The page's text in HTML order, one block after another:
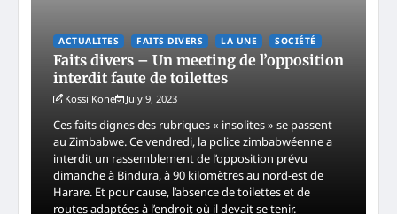
ACTUALITES FAITS DIVERS LA UNE SOCIÉTÉ
Faits divers – Un meeting de l’opposition
interdit faute de toilettes
Kossi Kone July 9, 2023
Ces faits dignes des rubriques « insolites » se passent
au Zimbabwe. Ce vendredi, la police zimbabwéenne a
interdit un rassemblement de l’opposition prévu
dimanche à Bindura, à 90 kilomètres au nord-est de
Harare. Et pour cause, l’absence de toilettes et de
routes adaptées à l’endroit où il devait se tenir.